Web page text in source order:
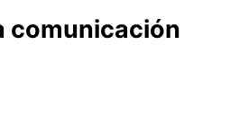
comunicación